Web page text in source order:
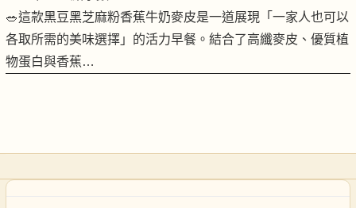
🥗這款黑豆黑芝麻粉香蕉牛奶麥皮是一道展現「一家人也可以
各取所需的美味選擇」的活力早餐。結合了高纖麥皮、優質植
物蛋白與香蕉…